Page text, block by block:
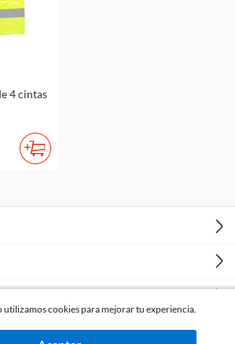
4 cintas
utilizamos cookies para mejorar tu experiencia.